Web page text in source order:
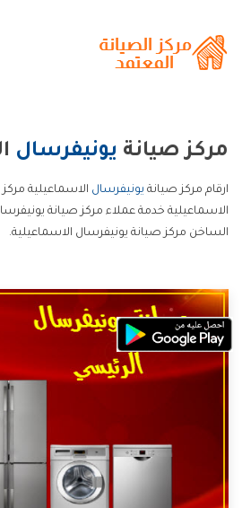
مركز صيانة يونيفرسال
ارقام مركز صيانة يونيفرسال الاسماعيلية
الاسماعيلية خدمة عملاء مركز صيانة
الساخن مركز صيانة يونيفرسال الاسماعيلية.